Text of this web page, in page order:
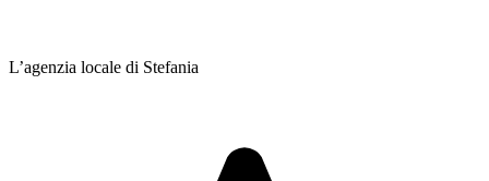
L’agenzia locale di Stefania